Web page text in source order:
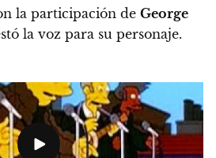
la participación de George
la voz para su personaje.